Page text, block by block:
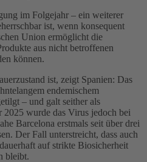
im Folgejahr – ein weiterer
ist, wenn konsequent
Union ermöglicht die
aus nicht betroffenen
können.
ist, zeigt Spanien: Das
endemischem
– und galt seither als
wurde das Virus jedoch bei
Barcelona erstmals seit über drei
Der Fall unterstreicht, dass auch
auf strikte Biosicherheit
bleibt.